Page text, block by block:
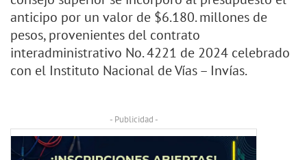
anticipo por un valor de $6.180. millones de
pesos, provenientes del contrato
interadministrativo No. 4221 de 2024 celebrado
con el Instituto Nacional de Vías – Invías.
- Publicidad -